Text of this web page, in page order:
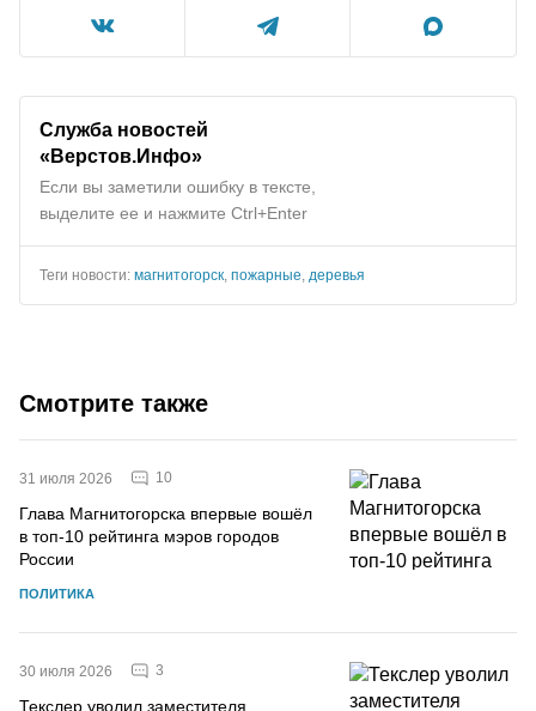
Служба новостей
«Верстов.Инфо»
Если вы заметили ошибку в тексте,
выделите ее и нажмите Ctrl+Enter
Теги новости: магнитогорск пожарные деревья
Смотрите также
31 июля 2026 10
Глава Магнитогорска впервые вошёл
в топ-10 рейтинга мэров городов
России
ПОЛИТИКА
30 июля 2026 3
Текслер уволил заместителя